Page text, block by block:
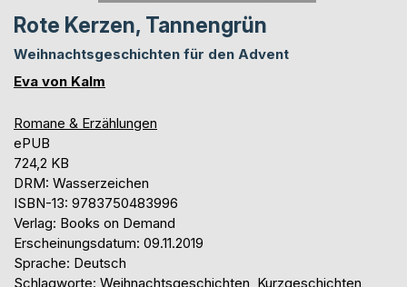
Rote Kerzen, Tannengrün
Weihnachtsgeschichten für den Advent
Eva von Kalm
Romane & Erzählungen
ePUB
724,2 KB
DRM: Wasserzeichen
ISBN-13: 9783750483996
Verlag: Books on Demand
Erscheinungsdatum: 09.11.2019
Sprache: Deutsch
Schlagworte: Weihnachtsgeschichten, Kurzgeschichten,